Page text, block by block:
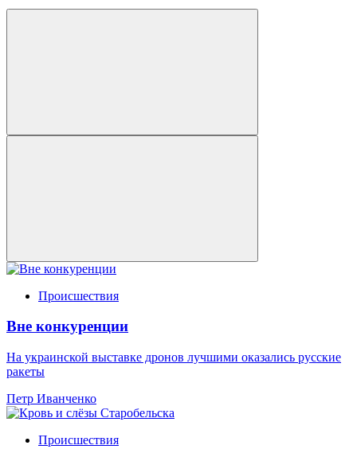
Происшествия
Вне конкуренции
На украинской выставке дронов лучшими оказались русские
ракеты
Петр Иванченко
Происшествия